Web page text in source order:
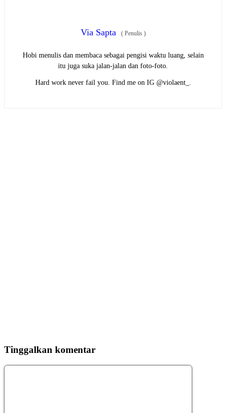
Via Sapta (Penulis )
Hobi menulis dan membaca sebagai pengisi waktu luang, selain
itu juga suka jalan-jalan dan foto-foto.
Hard work never fail you. Find me on IG @violaent_.
Tinggalkan komentar
Komentar